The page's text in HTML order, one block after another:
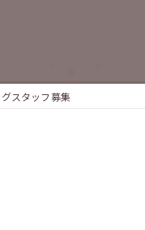
スタッフ募集